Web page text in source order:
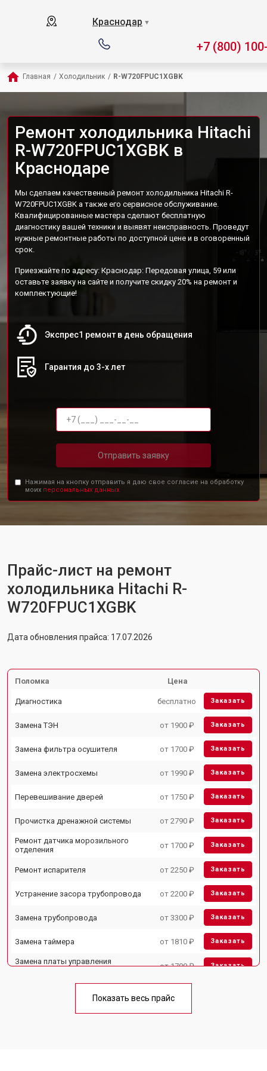
Краснодар ▼
+7 (800)
Главная / Холодильник / R-W720FPUC1XGBK
Ремонт холодильника Hitachi
R-W720FPUC1XGBK в
Краснодаре
Мы сделаем качественный ремонт холодильника Hitachi R-
W720FPUC1XGBK а также его сервисное обслуживание.
Квалифицированные мастера сделают бесплатную
диагностику вашей техники и выявят неисправность. Проведут
нужные ремонтные работы по доступной цене и в оговоренный
срок.
Приезжайте по адресу: Краснодар: Передовая улица, 59 или
оставьте заявку на сайте и получите скидку 20% на ремонт и
комплектующие!
Экспрес1 ремонт в день обращения
Гарантия до 3-х лет
Отправить заявку
Нажимая на кнопку отправить я даю свое согласие на обработку
моих персональных данных.
Прайс-лист на ремонт
холодильника Hitachi R-
W720FPUC1XGBK
Дата обновления прайса: 17.07.2026
Поломка Цена
Диагностика бесплатно Заказать
Замена ТЭН от 1900 ₽ Заказать
Замена фильтра осушителя от 1700 ₽ Заказать
Замена электросхемы от 1990 ₽ Заказать
Перевешивание дверей от 1750 ₽ Заказать
Прочистка дренажной системы от 2790 ₽ Заказать
Ремонт датчика морозильного
отделения
от 1700 ₽ Заказать
Ремонт испарителя от 2250 ₽ Заказать
Устранение засора трубопровода от 2200 ₽ Заказать
Замена трубопровода от 3300 ₽ Заказать
Замена таймера от 1810 ₽ Заказать
Замена платы управления
от 1700 ₽ Заказать
Ремонт/замена датчика
Замена термостата от 1700 ₽
Показать весь прайс